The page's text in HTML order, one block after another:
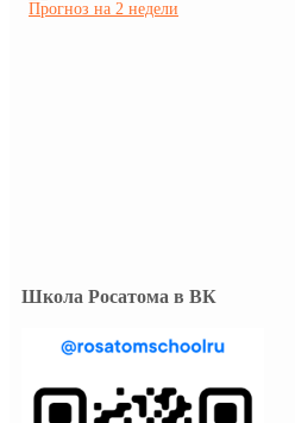
Прогноз на 2 недели
Школа Росатома в ВК